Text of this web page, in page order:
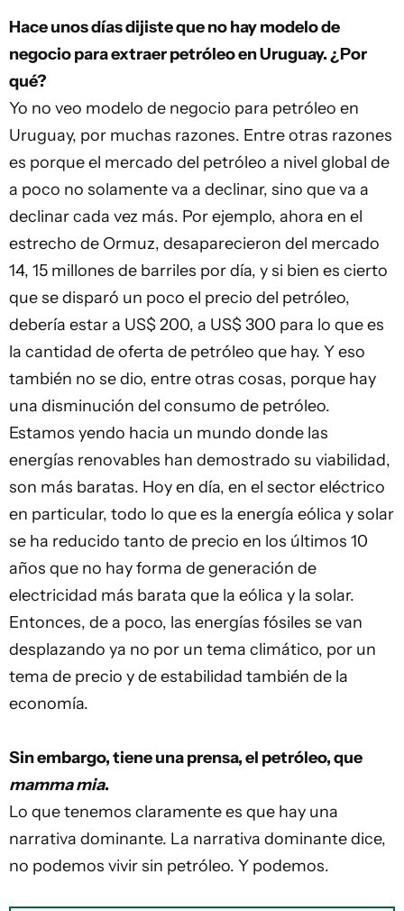
Hace unos días dijiste que no hay modelo de
negocio para extraer petróleo en Uruguay. ¿Por
qué?
Yo no veo modelo de negocio para petróleo en
Uruguay, por muchas razones. Entre otras razones
es porque el mercado del petróleo a nivel global de
a poco no solamente va a declinar, sino que va a
declinar cada vez más. Por ejemplo, ahora en el
estrecho de Ormuz, desaparecieron del mercado
14, 15 millones de barriles por día, y si bien es cierto
que se disparó un poco el precio del petróleo,
debería estar a US$ 200, a US$ 300 para lo que es
la cantidad de oferta de petróleo que hay. Y eso
también no se dio, entre otras cosas, porque hay
una disminución del consumo de petróleo.
Estamos yendo hacia un mundo donde las
energías renovables han demostrado su viabilidad,
son más baratas. Hoy en día, en el sector eléctrico
en particular, todo lo que es la energía eólica y solar
se ha reducido tanto de precio en los últimos 10
años que no hay forma de generación de
electricidad más barata que la eólica y la solar.
Entonces, de a poco, las energías fósiles se van
desplazando ya no por un tema climático, por un
tema de precio y de estabilidad también de la
economía.
Sin embargo, tiene una prensa, el petróleo, que
mamma mia.
Lo que tenemos claramente es que hay una
narrativa dominante. La narrativa dominante dice,
no podemos vivir sin petróleo. Y podemos.